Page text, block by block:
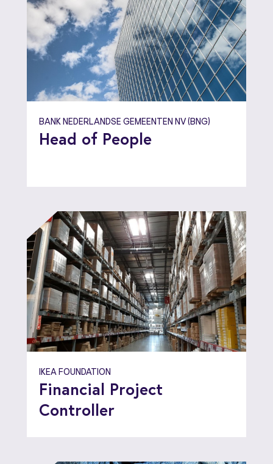
BANK NEDERLANDSE GEMEENTEN NV (BNG)
Head of People
IKEA FOUNDATION
Financial Project
Controller